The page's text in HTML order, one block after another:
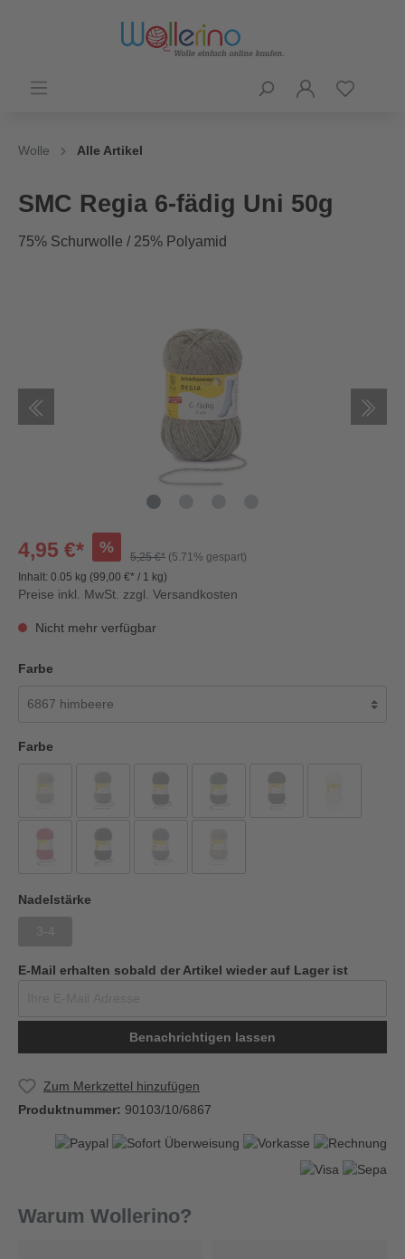
Wolle Alle Artikel
SMC Regia 6-fädig Uni 50g
75% Schurwolle / 25% Polyamid
4,95 €* %
5,25 €* (5.71% gespart)
Inhalt: 0.05 kg (99,00 €* / 1 kg)
Preise inkl. MwSt. zzgl. Versandkosten
Nicht mehr verfügbar
Farbe
Farbe
Nadelstärke
E-Mail erhalten sobald der Artikel wieder auf Lager ist
Benachrichtigen lassen
Zum Merkzettel hinzufügen
Produktnummer: 90103/10/6867
Warum Wollerino?